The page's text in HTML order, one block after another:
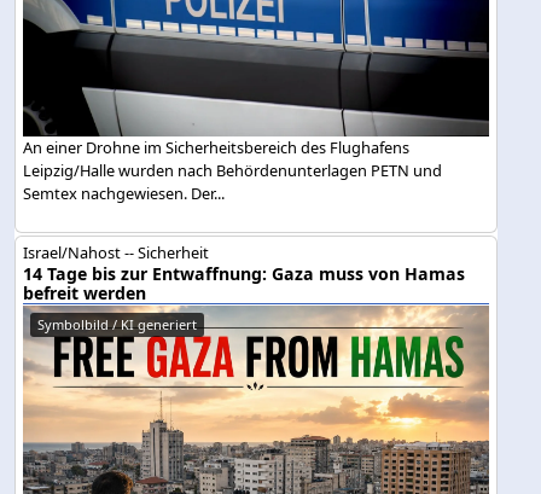
An einer Drohne im Sicherheitsbereich des Flughafens
Leipzig/Halle wurden nach Behördenunterlagen PETN und
Semtex nachgewiesen. Der...
Israel/Nahost -- Sicherheit
14 Tage bis zur Entwaffnung: Gaza muss von Hamas
befreit werden
Symbolbild / KI generiert